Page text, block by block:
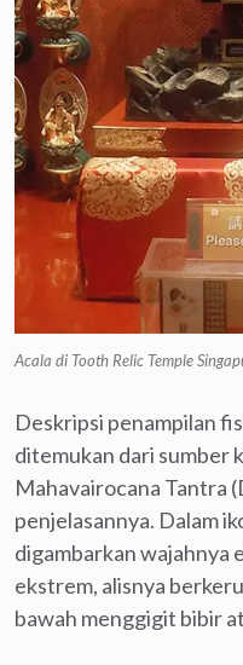
Acala di Tooth Relic Temple
Deskripsi penampilan
ditemukan dari sumber
Mahavairocana Tantra
penjelasannya. Dalam
digambarkan wajahnya
ekstrem, alisnya
bawah menggigit bibir